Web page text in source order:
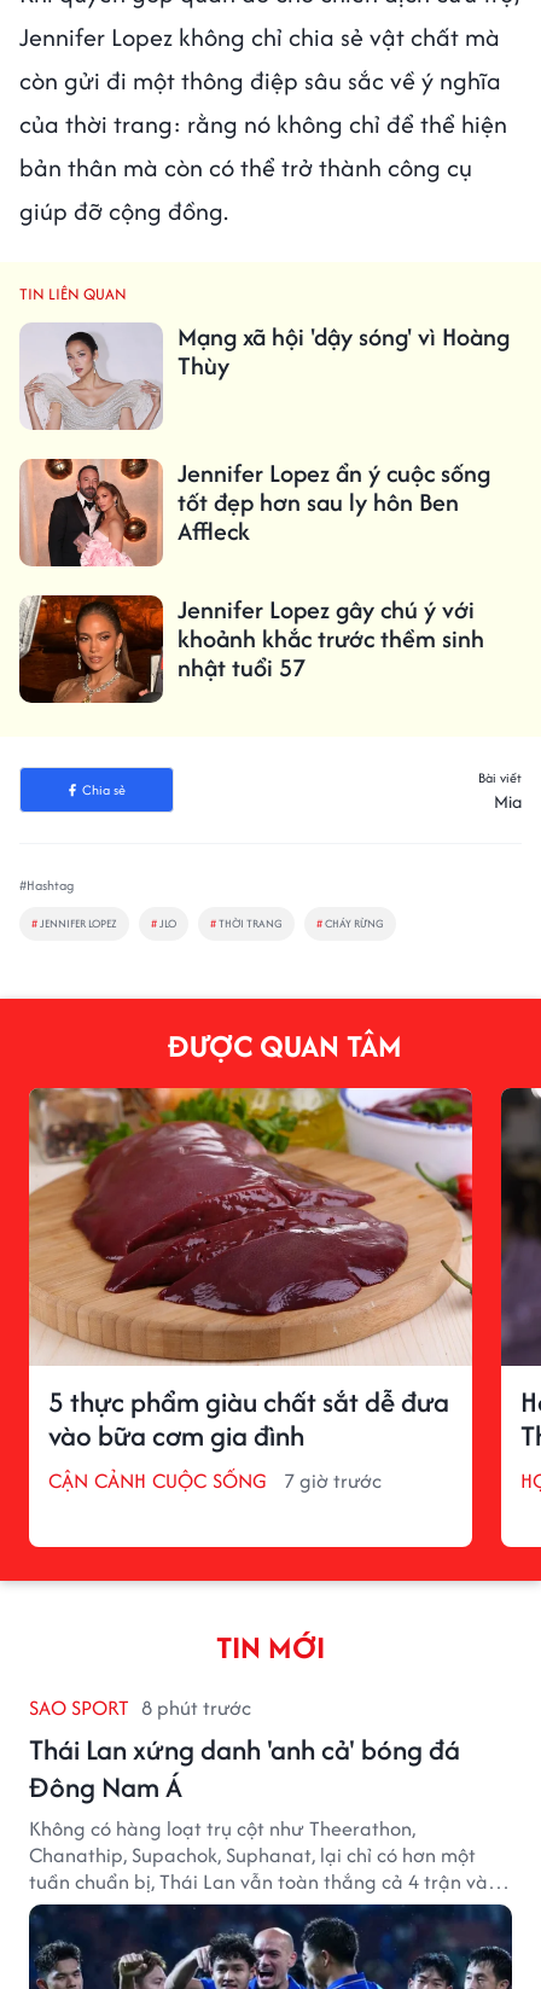
Jennifer Lopez không chỉ chia sẻ vật chất mà
còn gửi đi một thông điệp sâu sắc về ý nghĩa
của thời trang: rằng nó không chỉ để thể hiện
bản thân mà còn có thể trở thành công cụ
giúp đỡ cộng đồng.
TIN LIÊN QUAN
Mạng xã hội 'dậy sóng' vì Hoàng
Thùy
Jennifer Lopez ẩn ý cuộc sống
tốt đẹp hơn sau ly hôn Ben
Affleck
Jennifer Lopez gây chú ý với
khoảnh khắc trước thềm sinh
nhật tuổi 57
Chia sẻ
Bài viết
Mia
#Hashtag
#JENNIFER LOPEZ #JLO #THỜI TRANG #CHÁY RỪNG
ĐƯỢC QUAN TÂM
5 thực phẩm giàu chất sắt dễ đưa
vào bữa cơm gia đình
CẬN CẢNH CUỘC SỐNG 7 giờ trước
TIN MỚI
SAO SPORT 8 phút trước
Thái Lan xứng danh 'anh cả' bóng đá
Đông Nam Á
Không có hàng loạt trụ cột như Theerathon,
Chanathip, Supachok, Suphanat, lại chỉ có hơn một
tuần chuẩn bị, Thái Lan vẫn toàn thắng cả 4 trận và
giữ sạch lưới tại AFF Cup 2026.